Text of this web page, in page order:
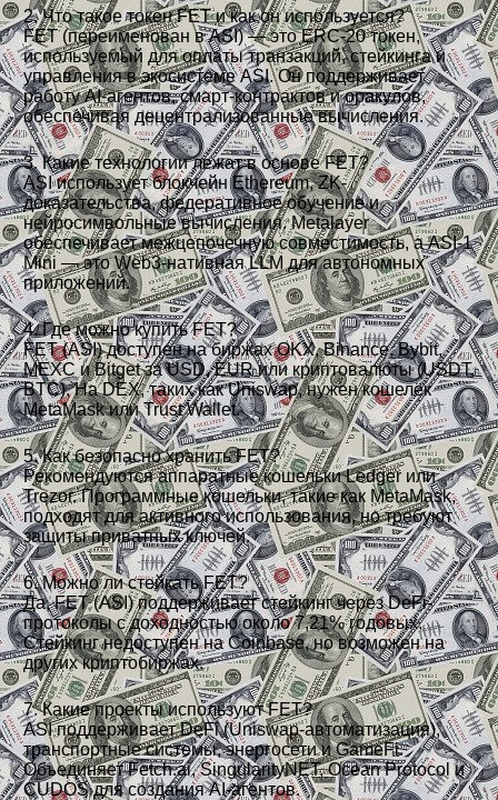
2. Что такое токен FET и как он используется?
FET (переименован в ASI) — это ERC-20 токен,
используемый для оплаты транзакций, стейкинга и
управления в экосистеме ASI. Он поддерживает
работу AI-агентов, смарт-контрактов и оракулов,
обеспечивая децентрализованные вычисления.
3. Какие технологии лежат в основе FET?
ASI использует блокчейн Ethereum, ZK-
доказательства, федеративное обучение и
нейросимвольные вычисления. Metalayer
обеспечивает межцепочечную совместимость, а ASI-1
Mini — это Web3-нативная LLM для автономных
приложений.
4. Где можно купить FET?
FET (ASI) доступен на биржах OKX, Binance, Bybit,
MEXC и Bitget за USD, EUR или криптовалюты (USDT,
BTC). На DEX, таких как Uniswap, нужен кошелёк
MetaMask или Trust Wallet.
5. Как безопасно хранить FET?
Рекомендуются аппаратные кошельки Ledger или
Trezor. Программные кошельки, такие как MetaMask,
подходят для активного использования, но требуют
защиты приватных ключей.
6. Можно ли стейкать FET?
Да, FET (ASI) поддерживает стейкинг через DeFi-
протоколы с доходностью около 7,21% годовых.
Стейкинг недоступен на Coinbase, но возможен на
других криптобиржах.
7. Какие проекты используют FET?
ASI поддерживает DeFi (Uniswap-автоматизация),
транспортные системы, энергосети и GameFi.
Объединяет Fetch.ai, SingularityNET, Ocean Protocol и
CUDOS для создания AI-агентов.